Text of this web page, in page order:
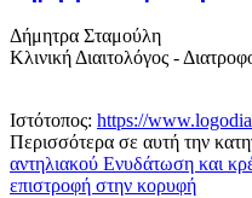
Δήμητρα Σταμούλη
Κλινική Διαιτολόγος -
Ιστότοπος: https://
Περισσότερα σε αυτή την
αντηλιακού Ενυδάτωση και
επιστροφή στην κορυφή